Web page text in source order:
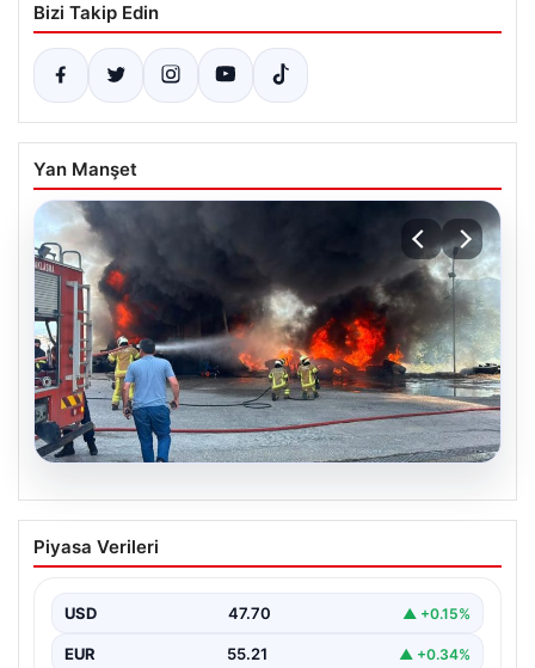
Bizi Takip Edin
Yan Manşet
06.08.2026
Dumanlar ilçeyi kapladı: Bursa’da
tamirhanede yangın
Piyasa Verileri
USD 47.70 ▲ +0.15%
EUR 55.21 ▲ +0.34%